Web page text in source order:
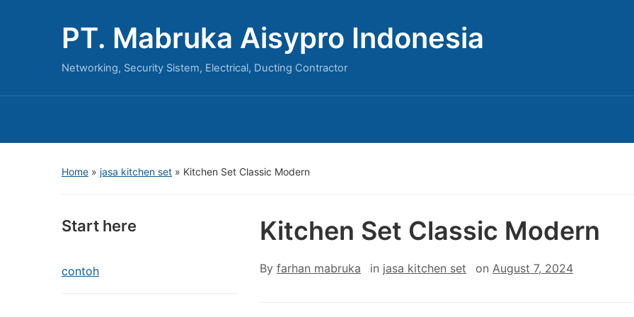
PT. Mabruka Aisypro Indonesia
Networking, Security Sistem, Electrical, Ducting Contractor
Home » jasa kitchen set » Kitchen Set Classic Modern
Start here
contoh
Kitchen Set Classic Modern
By farhan mabruka in jasa kitchen set on August 7, 2024